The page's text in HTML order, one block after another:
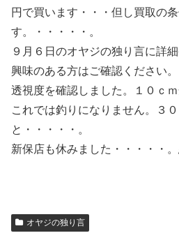
円で買います・・・但し買取の
す。・・・・・。
９月６日のオヤジの独り言に詳
興味のある方はご確認ください。
透視度を確認しました。１０ｃｍ
これでは釣りになりません。３
と・・・・・。
新保店も休みました・・・・・。
オヤジの独り言